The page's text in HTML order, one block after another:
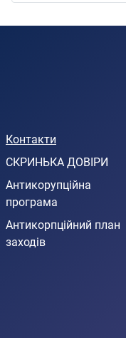
Контакти
СКРИНЬКА ДОВІРИ
Антикорупційна
програма
Антикорпційний план
заходів